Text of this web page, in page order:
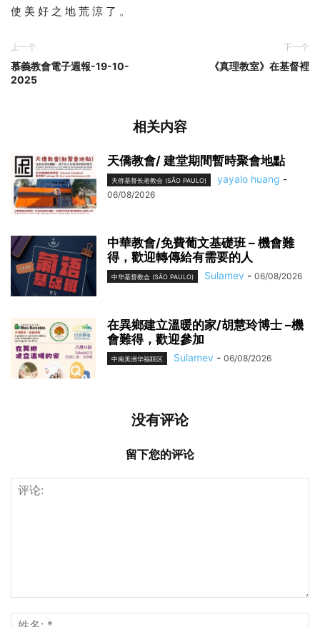
使 美 好 之 地 荒 涼 了 。
上一个
慕義教會電子週報-19-10-
2025
下一个
《真理教室》在基督裡
相关内容
天僑教會/ 建堂期間暫時聚會地點
天侨基督长老教会 (SÃO PAULO) yayalo huang -
06/08/2026
中華教會/免費葡文基礎班 – 機會難
得，歡迎轉傳給有需要的人
中华基督教会 (SÃO PAULO) Sulamev - 06/08/2026
在異鄉建立溫暖的家/胡慧玲博士 –機
會難得，歡迎參加
中南美洲华福联区 Sulamev - 06/08/2026
没有评论
留下您的评论